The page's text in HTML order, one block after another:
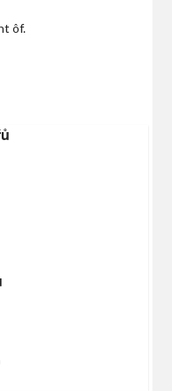
ôf.